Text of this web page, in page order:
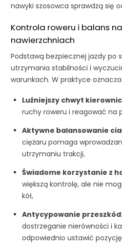
nawyki szosowca sprawdzą się
Kontrola roweru i balans
nawierzchniach
Podstawą bezpiecznej jazdy po
utrzymania stabilności i
warunkach. W praktyce
Luźniejszy chwyt
ruchy roweru i reagować na
Aktywne balansowanie
ciężaru pomaga
utrzymaniu trakcji,
Świadome korzystanie z
większą kontrolę, ale nie
kół,
Antycypowanie przeszkód
dostrzeganie nierówności i
odpowiednio ustawić